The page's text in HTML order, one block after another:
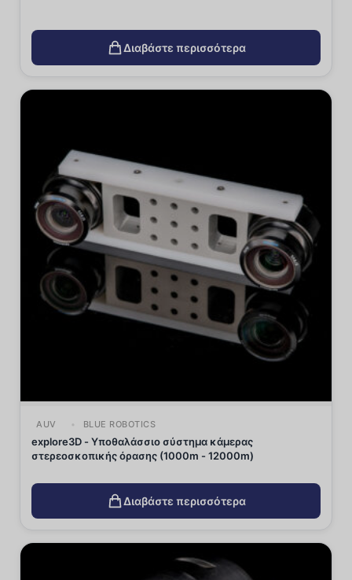
Διαβάστε περισσότερα
AUV BLUE ROBOTICS
explore3D - Υποθαλάσσιο σύστημα κάμερας
στερεοσκοπικής όρασης (1000m - 12000m)
Διαβάστε περισσότερα